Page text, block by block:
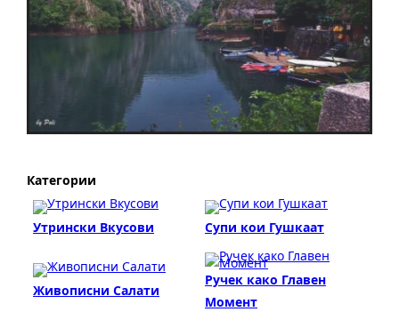
Категории
Утрински Вкусови Супи кои Гушкаат
Живописни Салати
Ручек како Главен
Момент